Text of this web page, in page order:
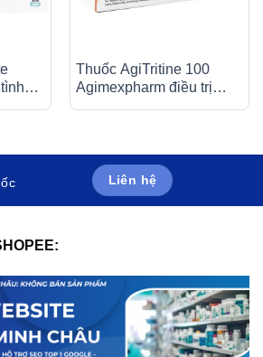
Thuốc AgiTritine 100
Agimexpharm điều trị
x 10 viên)
Liên hệ